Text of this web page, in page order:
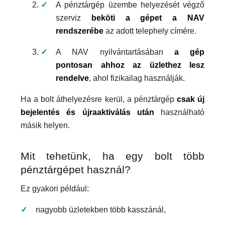
A pénztárgép üzembe helyezését végző
szerviz
beköti a gépet a NAV
rendszerébe az adott telephely címére.
A NAV nyilvántartásában a gép
pontosan ahhoz az üzlethez lesz
rendelve, ahol fizikailag használják.
Ha a bolt áthelyezésre kerül, a pénztárgép csak új
bejelentés és újraaktiválás után használható
másik helyen.
Mit tehetünk, ha egy bolt több
pénztárgépet használ?
Ez gyakori például:
nagyobb üzletekben több kasszánál,